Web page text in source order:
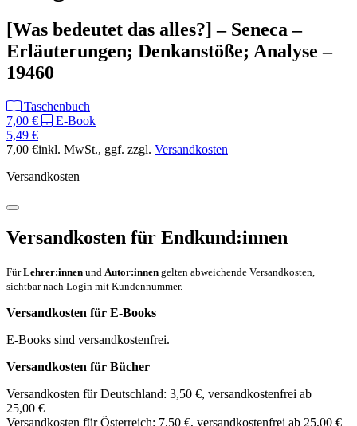
[Was bedeutet das alles?] – Seneca –
Erläuterungen; Denkanstöße; Analyse –
19460
Taschenbuch
7,00 €
E-Book
5,49 €
7,00 €inkl. MwSt., ggf. zzgl. Versandkosten
Versandkosten
Versandkosten für Endkund:innen
FürLehrer:innen und Autor:innen gelten abweichende Versandkosten,
sichtbar nach Login mit Kundennummer.
Versandkosten für E-Books
E-Books sind versandkostenfrei.
Versandkosten für Bücher
Versandkosten für Deutschland: 3,50 €, versandkostenfrei ab
25,00 €
Versandkosten für Österreich: 7,50 €, versandkostenfrei ab 25,00 €